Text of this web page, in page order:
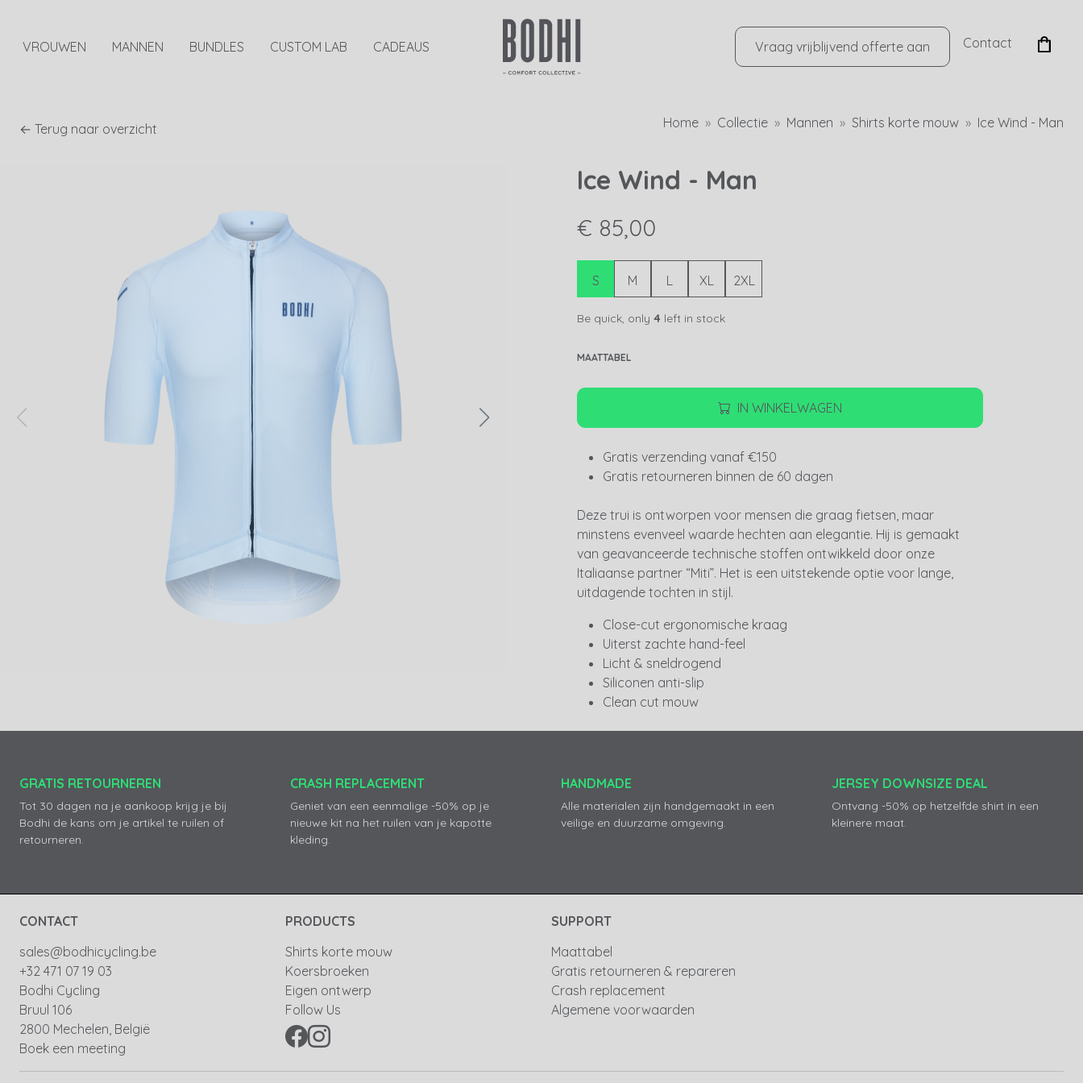
VROUWEN MANNEN BUNDLES CUSTOM LAB CADEAUS Vraag vrijblijvend offerte aan Contact
← Terug naar overzicht Home Collectie Mannen Shirts korte mouw Ice Wind - Man
Ice Wind - Man
€ 85,00
S M L XL 2XL
Be quick, only 4 left in stock
MAATTABEL
IN WINKELWAGEN
Gratis verzending vanaf €150
Gratis retourneren binnen de 60 dagen
Deze trui is ontworpen voor mensen die graag fietsen, maar
minstens evenveel waarde hechten aan elegantie. Hij is gemaakt
van geavanceerde technische stoffen ontwikkeld door onze
Italiaanse partner “Miti”. Het is een uitstekende optie voor lange,
uitdagende tochten in stijl.
Close-cut ergonomische kraag
Uiterst zachte hand-feel
Licht & sneldrogend
Siliconen anti-slip
Clean cut mouw
GRATIS RETOURNEREN
Tot 30 dagen na je aankoop krijg je bij
Bodhi de kans om je artikel te ruilen of
retourneren.
CRASH REPLACEMENT
Geniet van een eenmalige -50% op je
nieuwe kit na het ruilen van je kapotte
kleding.
HANDMADE
Alle materialen zijn handgemaakt in een
veilige en duurzame omgeving.
JERSEY DOWNSIZE DEAL
Ontvang -50% op hetzelfde shirt in een
kleinere maat.
CONTACT
sales@bodhicycling.be
+32 471 07 19 03
Bodhi Cycling
Bruul 106
2800 Mechelen, België
Boek een meeting
PRODUCTS
Shirts korte mouw
Koersbroeken
Eigen ontwerp
Follow Us
SUPPORT
Maattabel
Gratis retourneren & repareren
Crash replacement
Algemene voorwaarden